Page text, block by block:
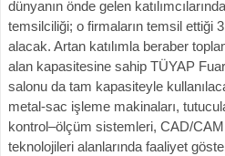
dünyanın önde gelen
temsilciliği; o firmaların temsil ettiği
alacak. Artan katılımla beraber
alan kapasitesine sahip TÜYAP
salonu da tam kapasiteyle
metal-sac işleme makinaları,
kontrol–ölçüm sistemleri, CAD/
teknolojileri alanlarında faaliyet